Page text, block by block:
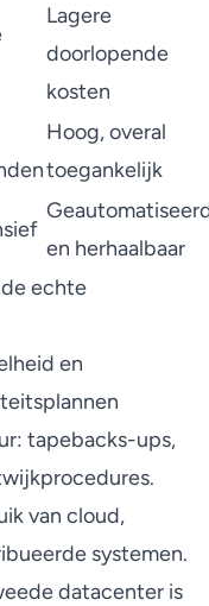
Lagere
doorlopende
kosten
Hoog, overal
toegankelijk
en herhaalbaar
echte
en
tapebacks-ups,
van cloud,
systemen.
datacenter is